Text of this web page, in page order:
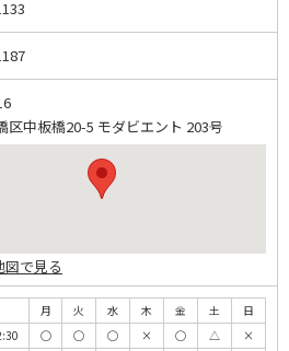
区中板橋20-5 モダビエント 203号
で見る
月 火 水 木 金 土
日
◯ ◯ ◯ × ◯ △
×